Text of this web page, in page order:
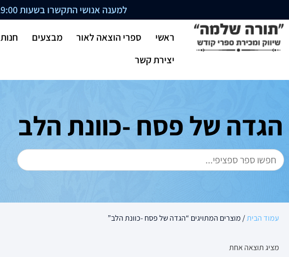
למענה אנושי התקשרו בשעות 09:00-19:00 לטלפון
ראשי ספרי הוצאה לאור מבצעים חנות
יצירת קשר
הגדה של פסח -כוונת הלב
עמוד הבית/ מוצרים המתויגים “הגדה של פסח -כוונת הלב”
מציג תוצאה אחת